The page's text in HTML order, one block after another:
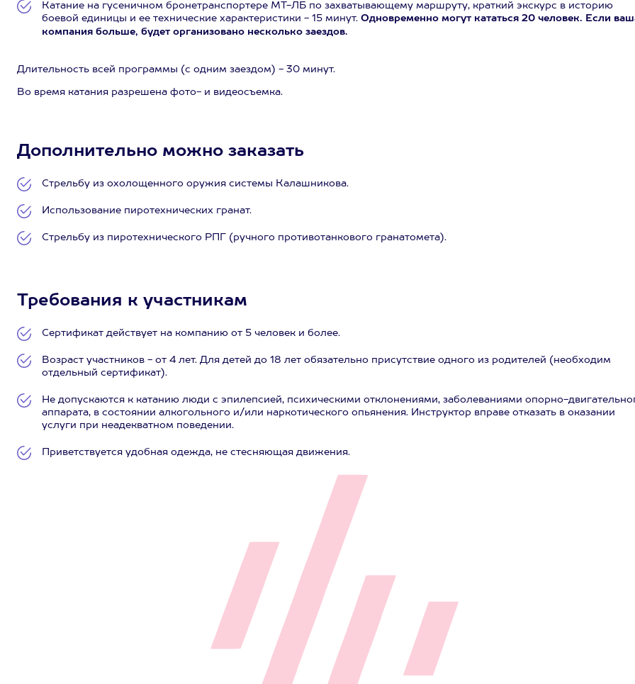
Катание на гусеничном бронетранспортере МТ-ЛБ по захватывающему маршруту, краткий экскурс в историю
боевой единицы и ее технические характеристики - 15 минут. Одновременно могут кататься 20 человек. Если
компания больше, будет организовано несколько заездов.
Длительность всей программы (с одним заездом) - 30 минут.
Во время катания разрешена фото- и видеосъемка.
Дополнительно можно заказать
Стрельбу из охолощенного оружия системы Калашникова.
Использование пиротехнических гранат.
Стрельбу из пиротехнического РПГ (ручного противотанкового гранатомета).
Требования к участникам
Сертификат действует на компанию от 5 человек и более.
Возраст участников - от 4 лет. Для детей до 18 лет обязательно присутствие одного из родителей (необходим
отдельный сертификат).
Не допускаются к катанию люди с эпилепсией, психическими отклонениями, заболеваниями опорно-
аппарата, в состоянии алкогольного и/или наркотического опьянения. Инструктор вправе отказать в оказании
услуги при неадекватном поведении.
Приветствуется удобная одежда, не стесняющая движения.